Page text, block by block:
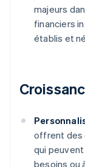
majeurs
financiers
établis et
offrent des
qui
besoins ou